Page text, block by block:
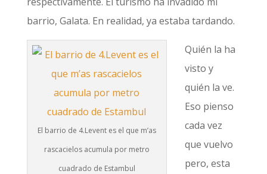
barrio, Galata. En realidad, ya estaba tardando.
El barrio de 4.Levent es el que m’as
rascacielos acumula por metro
cuadrado de Estambul
Quién la ha
visto y
quién la ve.
Eso pienso
cada vez
que vuelvo
pero, esta